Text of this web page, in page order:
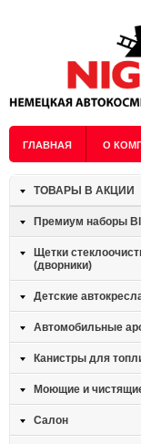
ГЛАВНАЯ О
ТОВАРЫ В АКЦИИ
Премиум наборы
Щетки
(дворники)
Детские
Автомобильные
Канистры для
Моющие и
Салон